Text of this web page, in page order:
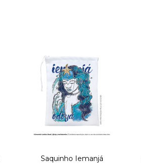
Saquinho Iemanjá